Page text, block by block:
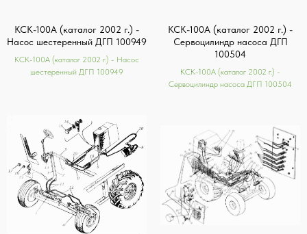
КСК-100А (каталог 2002 г.) -
Насос шестеренный ДГП 100949
КСК-100А (каталог 2002 г.) - Насос
шестеренный ДГП 100949
КСК-100А (каталог 2002 г.) -
Сервоцилиндр насоса ДГП
100504
КСК-100А (каталог 2002 г.) -
Сервоцилиндр насоса ДГП 100504